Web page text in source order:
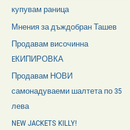
купувам раница
Мнения за дъждобран Ташев
Продавам височинна
EКИПИРОВКА
Продавам НОВИ
самонадуваеми шалтета по 35
лева
NEW JACKETS KILLY!